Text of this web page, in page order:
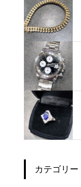
カテゴリー